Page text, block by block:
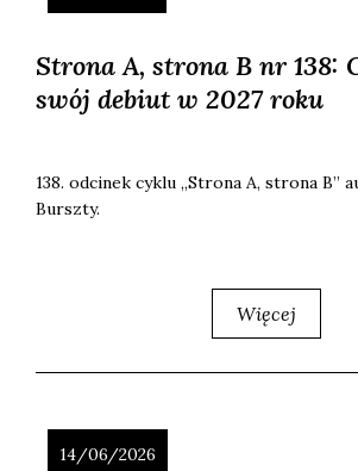
Strona A, strona B nr 138:
swój debiut w 2027 roku
138. odci­nek cyklu „Stro­na A, stro­na B”
Bursz­ty.
Więcej
14/06/2026